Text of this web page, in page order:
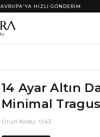
AVRUPA'YA HIZLI GÖNDERİM
14 Ayar Altın
Minimal
Ürün Kodu: t143